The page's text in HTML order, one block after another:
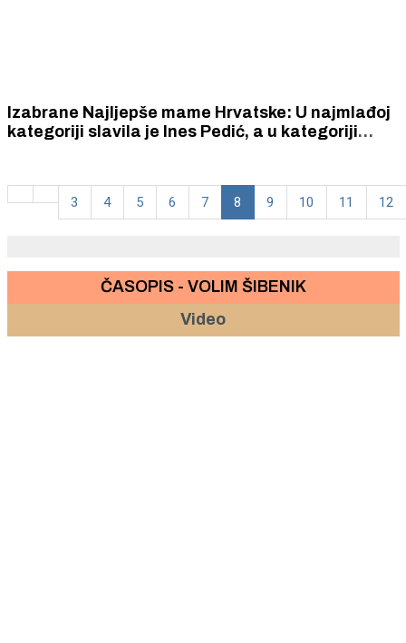
Izabrane Najljepše mame Hrvatske: U najmlađoj
kategoriji slavila je Ines Pedić, a u kategoriji
3 4 5 6 7 8 9 10 11 12
ČASOPIS - VOLIM ŠIBENIK
Video